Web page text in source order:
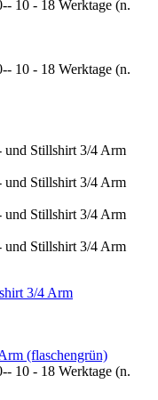
10 - 18 Werktage (n.
10 - 18 Werktage (n.
(flaschengrün)
10 - 18 Werktage (n.